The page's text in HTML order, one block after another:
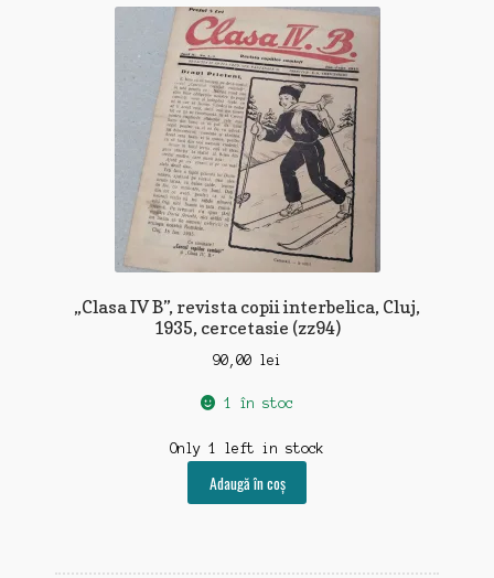
„Clasa IV B”, revista copii interbelica, Cluj,
1935, cercetasie (zz94)
90,00 lei
1 în stoc
Only 1 left in stock
Adaugă în coș